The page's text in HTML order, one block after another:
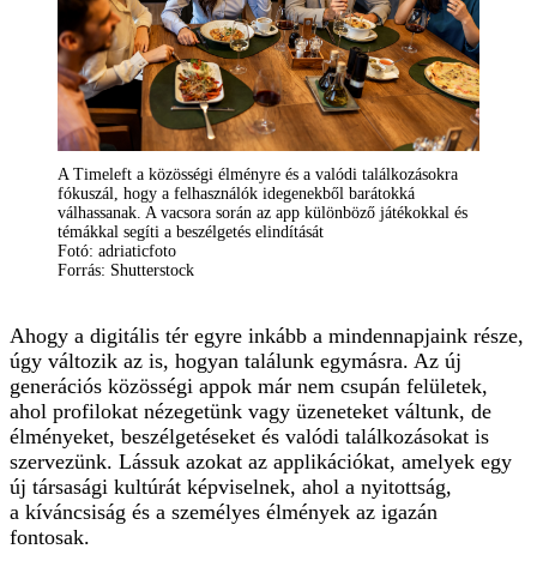
A Timeleft a közösségi élményre és a valódi találkozásokra
fókuszál, hogy a felhasználók idegenekből barátokká
válhassanak. A vacsora során az app különböző játékokkal és
témákkal segíti a beszélgetés elindítását
Fotó: adriaticfoto
Forrás: Shutterstock
Ahogy a digitális tér egyre inkább a mindennapjaink része,
úgy változik az is, hogyan találunk egymásra. Az új
generációs közösségi appok már nem csupán felületek,
ahol profilokat nézegetünk vagy üzeneteket váltunk, de
élményeket, beszélgetéseket és valódi találkozásokat is
szervezünk. Lássuk azokat az applikációkat, amelyek egy
új társasági kultúrát képviselnek, ahol a nyitottság,
a kíváncsiság és a személyes élmények az igazán
fontosak.